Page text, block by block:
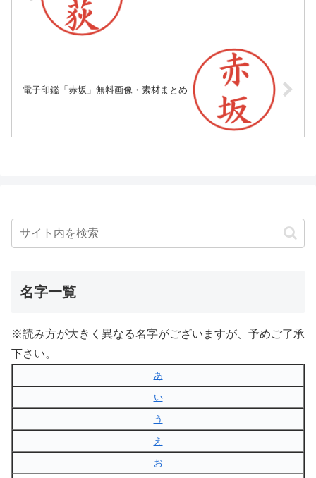
電子印鑑「赤坂」無料画像・素材まとめ
名字一覧
※読み方が大きく異なる名字がございますが、予めご了承
下さい。
あ
い
う
え
お